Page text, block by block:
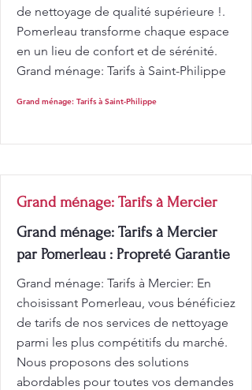
de nettoyage de qualité supérieure !.
Pomerleau transforme chaque espace
en un lieu de confort et de sérénité.
Grand ménage: Tarifs à Saint-Philippe
Grand ménage: Tarifs à Saint-Philippe
Grand ménage: Tarifs à Mercier
Grand ménage: Tarifs à Mercier
par Pomerleau : Propreté Garantie
Grand ménage: Tarifs à Mercier: En
choisissant Pomerleau, vous bénéficiez
de tarifs de nos services de nettoyage
parmi les plus compétitifs du marché.
Nous proposons des solutions
abordables pour toutes vos demandes